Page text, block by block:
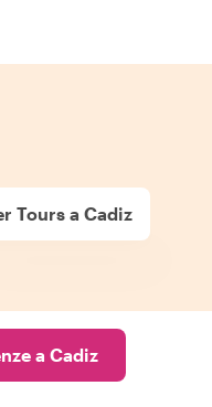
Tours a Cadiz
a Cadiz